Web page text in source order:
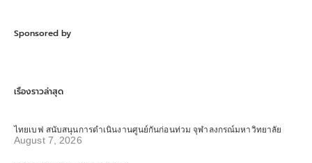
Sponsored by
เรื่องราวล่าสุด
ไทยเบฟ สนับสนุนการดำเนินงานศูนย์กันก่อนท่วม จุฬาลงกรณ์มหาวิทยาลัย
August 7, 2026